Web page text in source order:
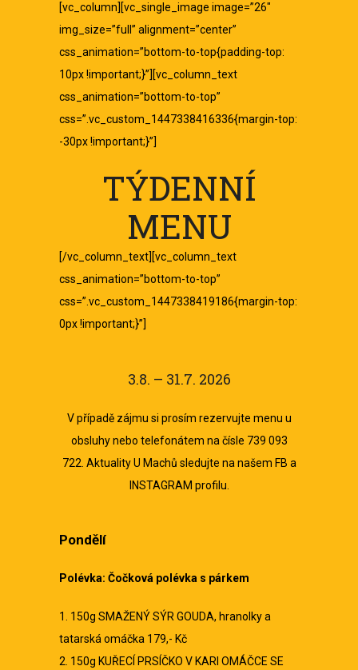
[vc_column][vc_single_image image=”26″
img_size=”full” alignment=”center”
css_animation=”bottom-to-top{padding-top:
10px !important;}”][vc_column_text
css_animation=”bottom-to-top”
css=”.vc_custom_1447338416336{margin-top:
-30px !important;}”]
TÝDENNÍ
MENU
[/vc_column_text][vc_column_text
css_animation=”bottom-to-top”
css=”.vc_custom_1447338419186{margin-top:
0px !important;}”]
3.8. – 31.7. 2026
V případě zájmu si prosím rezervujte menu u
obsluhy nebo telefonátem na čísle 739 093
722. Aktuality U Machů sledujte na našem FB a
INSTAGRAM profilu.
Pondělí
Polévka: Čočková polévka s párkem
1. 150g SMAŽENÝ SÝR GOUDA, hranolky a
tatarská omáčka 179,- Kč
2. 150g KUŘECÍ PRSÍČKO V KARI OMÁČCE SE